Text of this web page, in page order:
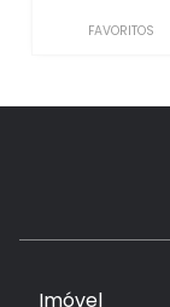
FAVORITOS
Imóvel